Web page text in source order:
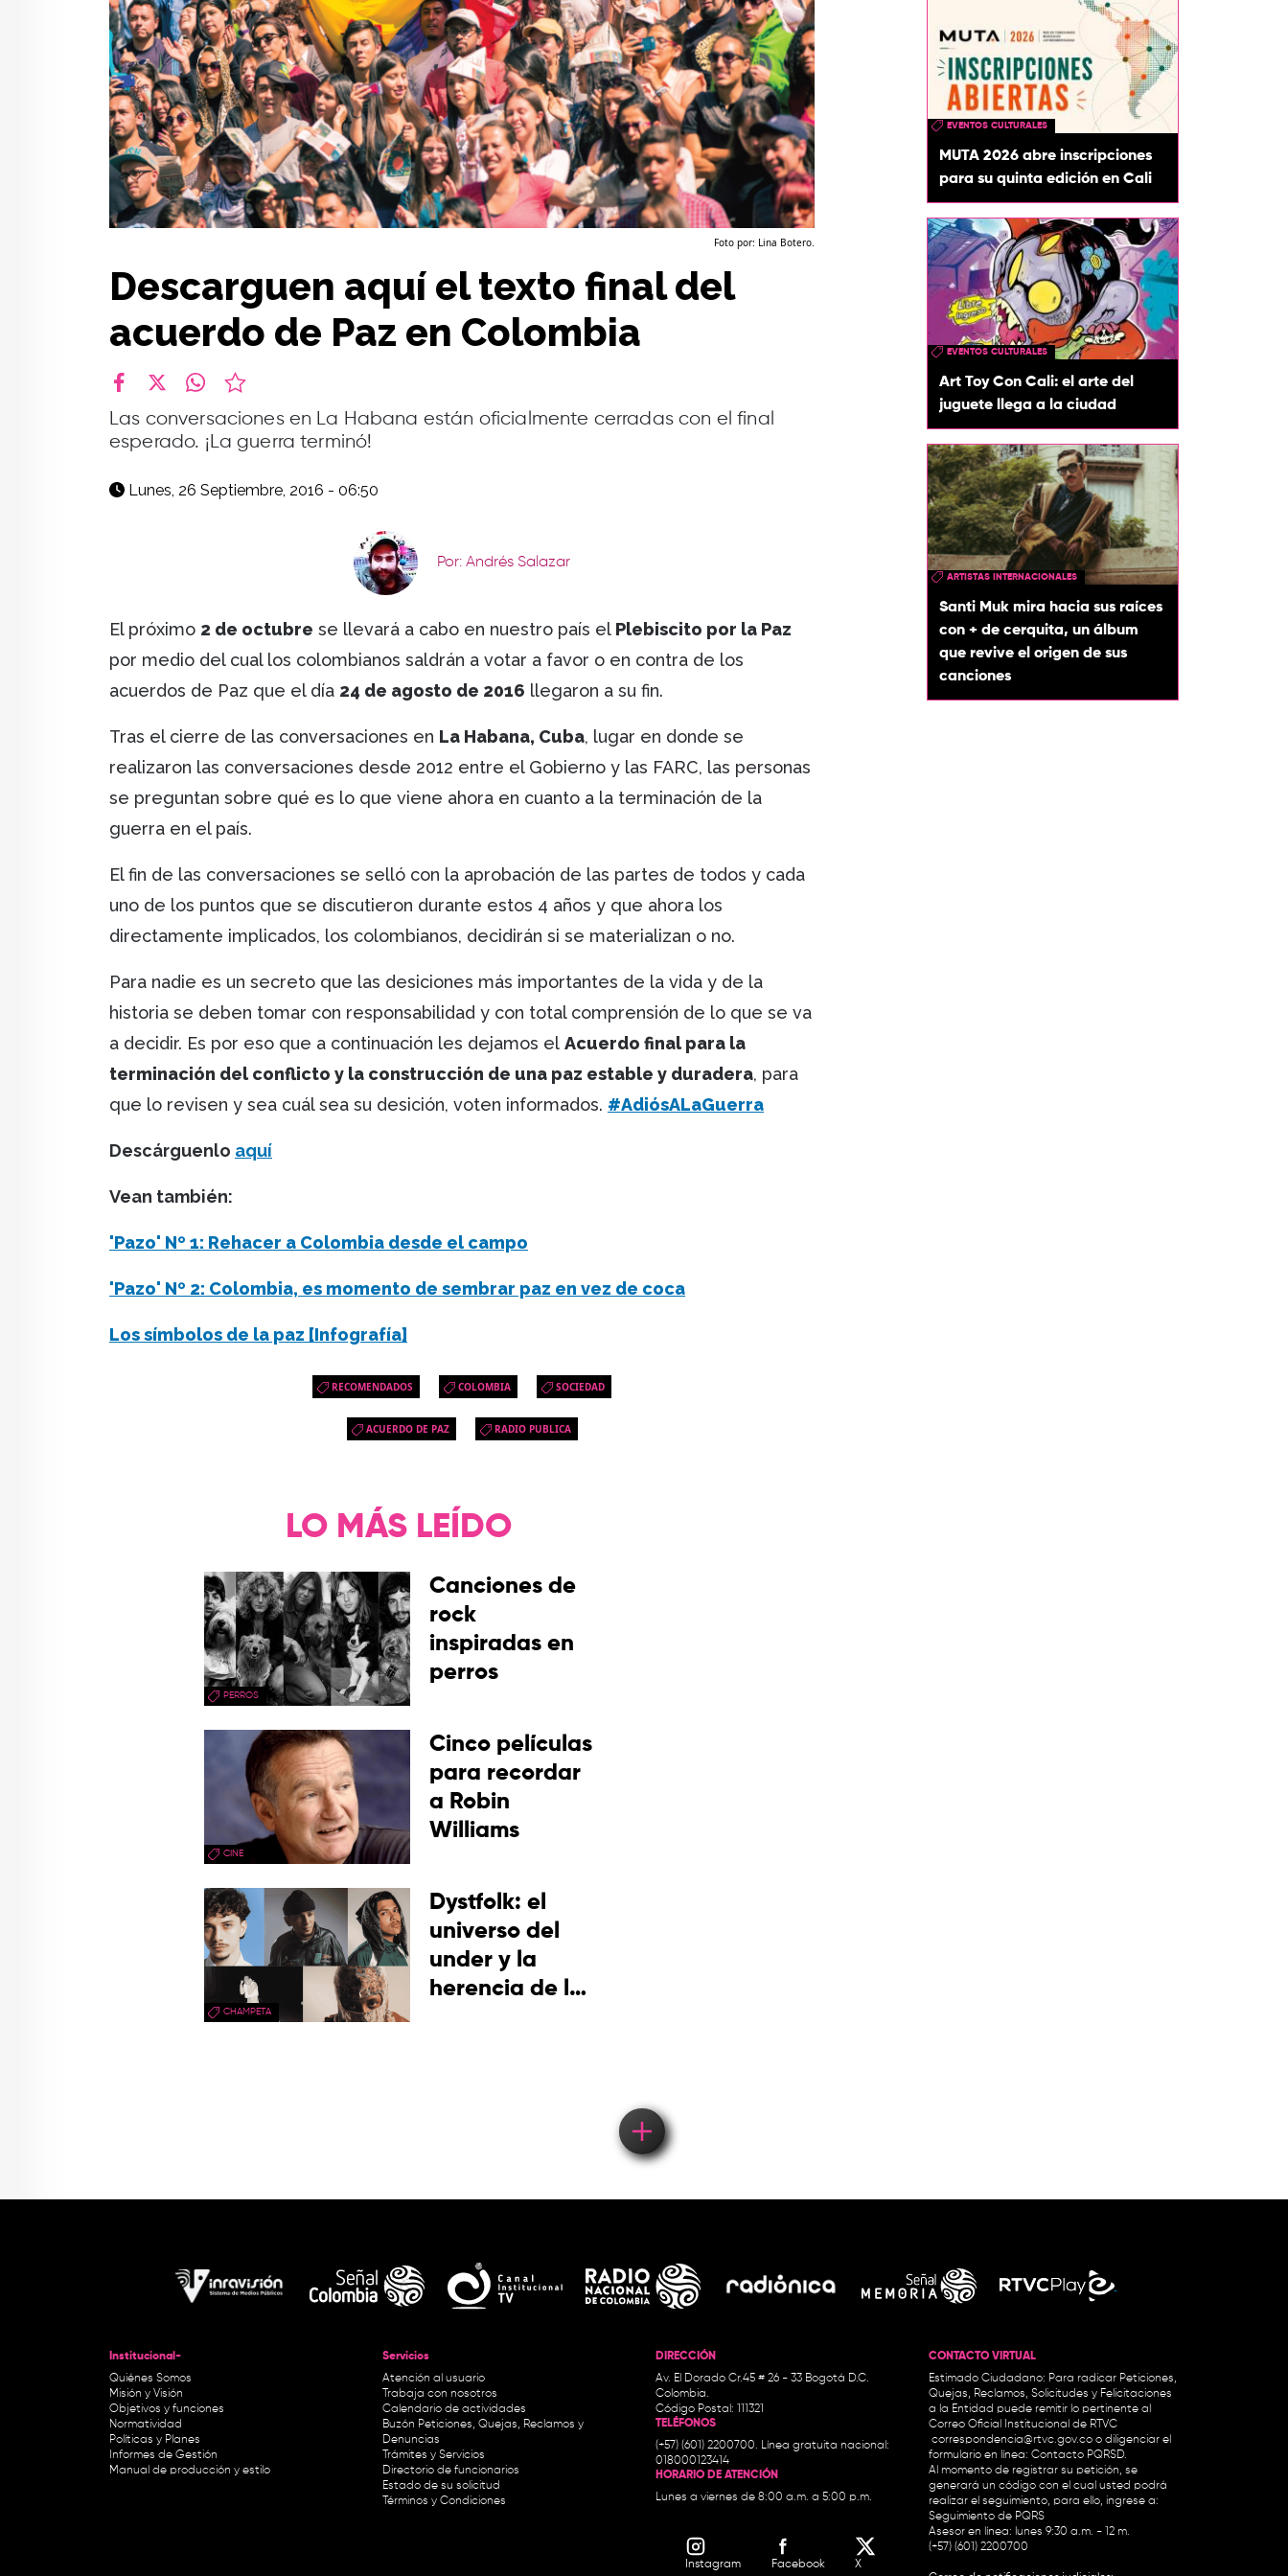
Foto por: Lina Botero.
Descarguen aquí el texto final del
acuerdo de Paz en Colombia
Las conversaciones en La Habana están oficialmente cerradas con el final
esperado. ¡La guerra terminó!
Lunes, 26 Septiembre, 2016 - 06:50
Por: Andrés Salazar
El próximo 2 de octubre se llevará a cabo en nuestro país el Plebiscito por la Paz
por medio del cual los colombianos saldrán a votar a favor o en contra de los
acuerdos de Paz que el día 24 de agosto de 2016 llegaron a su fin.
Tras el cierre de las conversaciones en La Habana, Cuba, lugar en donde se
realizaron las conversaciones desde 2012 entre el Gobierno y las FARC, las personas
se preguntan sobre qué es lo que viene ahora en cuanto a la terminación de la
guerra en el país.
El fin de las conversaciones se selló con la aprobación de las partes de todos y cada
uno de los puntos que se discutieron durante estos 4 años y que ahora los
directamente implicados, los colombianos, decidirán si se materializan o no.
Para nadie es un secreto que las desiciones más importantes de la vida y de la
historia se deben tomar con responsabilidad y con total comprensión de lo que se va
a decidir. Es por eso que a continuación les dejamos el Acuerdo final para la
terminación del conflicto y la construcción de una paz estable y duradera, para
que lo revisen y sea cuál sea su desición, voten informados. #AdiósALaGuerra
Descárguenlo aquí
Vean también:
'Pazo' Nº 1: Rehacer a Colombia desde el campo
'Pazo' Nº 2: Colombia, es momento de sembrar paz en vez de coca
Los símbolos de la paz [Infografía]
RECOMENDADOS COLOMBIA SOCIEDAD
ACUERDO DE PAZ RADIO PUBLICA
EVENTOS CULTURALES
MUTA 2026 abre inscripciones
para su quinta edición en Cali
EVENTOS CULTURALES
Art Toy Con Cali: el arte del
juguete llega a la ciudad
ARTISTAS INTERNACIONALES
Santi Muk mira hacia sus raíces
con + de cerquita, un álbum
que revive el origen de sus
canciones
LO MÁS LEÍDO
PERROS
Canciones de
rock
inspiradas en
perros
CINE
Cinco películas
para recordar
a Robin
Williams
CHAMPETA
Dystfolk: el
universo del
under y la
herencia de la
Institucional-
Quiénes Somos
Misión y Visión
Objetivos y funciones
Normatividad
Políticas y Planes
Informes de Gestión
Manual de producción y estilo
Servicios
Atención al usuario
Trabaja con nosotros
Calendario de actividades
Buzón Peticiones, Quejas, Reclamos y
Denuncias
Trámites y Servicios
Directorio de funcionarios
Estado de su solicitud
Términos y Condiciones
DIRECCIÓN
Av. El Dorado Cr.45 # 26 - 33 Bogotá D.C.
Colombia.
Código Postal: 111321
TELÉFONOS
(+57) (601) 2200700. Línea gratuita nacional:
018000123414
HORARIO DE ATENCIÓN
Lunes a viernes de 8:00 a.m. a 5:00 p.m.
Instagram Facebook X
CONTACTO VIRTUAL
Estimado Ciudadano: Para radicar Peticiones,
Quejas, Reclamos, Solicitudes y Felicitaciones
a la Entidad puede remitir lo pertinente al
Correo Oficial Institucional de RTVC
correspondencia@rtvc.gov.co o diligenciar el
formulario en línea: Contacto PQRSD.
Al momento de registrar su petición, se
generará un código con el cual usted podrá
realizar el seguimiento, para ello, ingrese a:
Seguimiento de PQRS
Asesor en línea: lunes 9:30 a.m. - 12 m.
(+57) (601) 2200700